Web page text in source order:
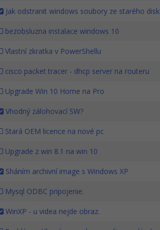
Jak odstranit windows soubory ze starého
bezobsluzna instalace windows 10
Vlastní zkratka v PowerShellu
cisco packet tracer - dhcp server na routeru
Upgrade Win 10 Home na Pro
Vhodný zálohovací SW?
Stará OEM licence na nové pc
Upgrade z win 8.1 na win 10
Sháním archivní image s Windows XP
Mysql ODBC pripojenie.
WinXP - u videa nejde obraz.